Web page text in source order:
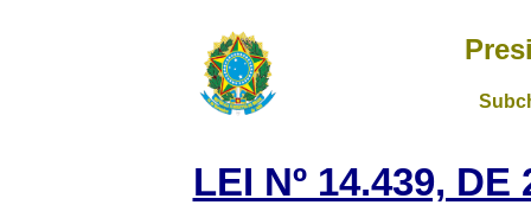
LEI Nº 14.439,